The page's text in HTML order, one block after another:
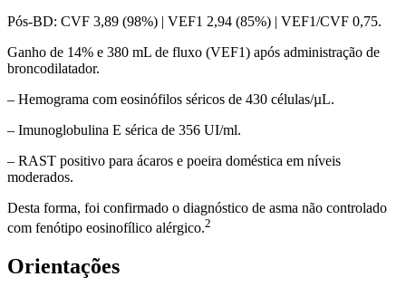
Pós-BD: CVF 3,89 (98%) | VEF1 2,94 (85%) | VEF1/CVF 0,75.
Ganho de 14% e 380 mL de fluxo (VEF1) após administração de
broncodilatador.
– Hemograma com eosinófilos séricos de 430 células/µL.
– Imunoglobulina E sérica de 356 UI/ml.
– RAST positivo para ácaros e poeira doméstica em níveis
moderados.
Desta forma, foi confirmado o diagnóstico de asma não controlado
com fenótipo eosinofílico alérgico.2
Orientações